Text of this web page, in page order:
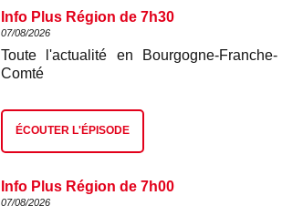
Info Plus Région de 7h30
07/08/2026
Toute l'actualité en Bourgogne-Franche-
Comté
ÉCOUTER L'ÉPISODE
Info Plus Région de 7h00
07/08/2026